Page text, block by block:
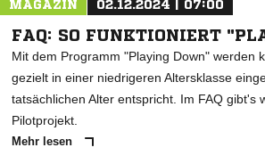
MAGAZIN 02.12.2024 | 07:00
FAQ: SO FUNKTIONIERT
Mit dem Programm "Playing Down" werden
gezielt in einer niedrigeren Altersklasse
tatsächlichen Alter entspricht. Im FAQ gibt's
Pilotprojekt.
Mehr lesen